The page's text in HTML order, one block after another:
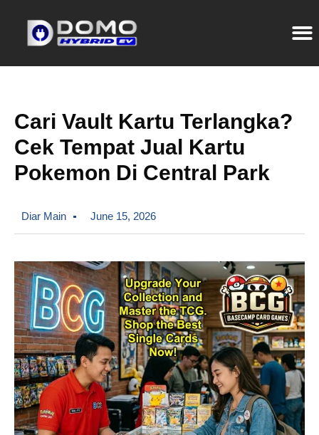
Cari Vault Kartu Terlangka?
Cek Tempat Jual Kartu
Pokemon Di Central Park
Diar Main June 15, 2026